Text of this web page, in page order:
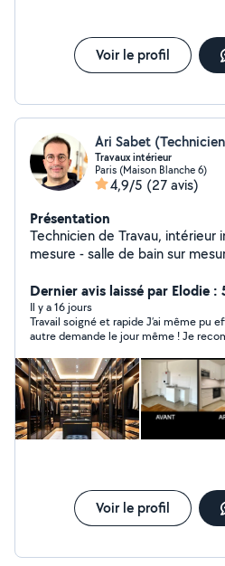
Voir le profil
Ari Sabet
Travaux intérieur
Paris (Maison Blanche 6)
4,9/5 (27 avis)
Présentation
Technicien de Travau, intérieur
mesure - salle de bain sur
menuiserie - Électricité etc.
Dernier avis laissé par Elodie :
Il y a 16 jours
Travail soigné et rapide J’ai même pu
autre demande le jour même ! Je
Voir le profil